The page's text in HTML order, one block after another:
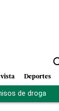
Deportes
de droga